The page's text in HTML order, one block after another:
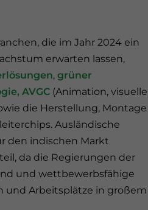
die im Jahr 2024 ein
erwarten lassen,
, grüner
AVGC (Animation, visuelle
die Herstellung, Montage
Ausländische
den indischen Markt
da die Regierungen der
und wettbewerbsfähige
und Arbeitsplätze in großem